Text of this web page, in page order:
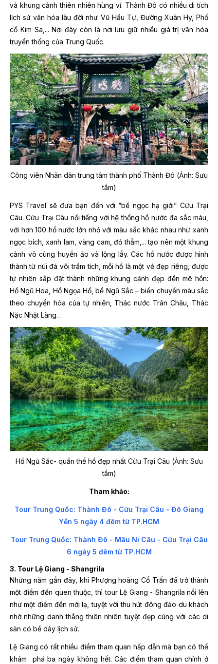
và khung cảnh thiên nhiên hùng vĩ. Thành Đô có nhiều di tích
lịch sử văn hóa lâu đời như Vũ Hầu Tự, Đường Xuân Hy, Phố
cổ Kim Sa,... Nơi đây còn là nơi lưu giữ nhiều giá trị văn hóa
truyền thống của Trung Quốc.
Công viên Nhân dân trung tâm thành phố Thành Đô (Ảnh: Sưu
tầm)
PYS Travel sẽ đưa bạn đến với “bể ngọc hạ giới” Cửu Trại
Câu. Cửu Trại Câu nổi tiếng với hệ thống hồ nước đa sắc màu,
với hơn 100 hồ nước lớn nhỏ với màu sắc khác nhau như xanh
ngọc bích, xanh lam, vàng cam, đỏ thẫm,... tạo nên một khung
cảnh vô cùng huyền ảo và lộng lẫy. Các hồ nước được hình
thành từ núi đá vôi trầm tích, mỗi hồ là một vẻ đẹp riêng, được
tự nhiên sắp đặt thành những khung cảnh đẹp đến mê hồn:
Hồ Ngũ Hoa, Hồ Ngọa Hổ, bể Ngũ Sắc – biến chuyển màu sắc
theo chuyển hóa của tự nhiên, Thác nước Trân Châu, Thác
Nặc Nhật Lãng…
Hồ Ngũ Sắc- quần thể hồ đẹp nhất Cửu Trại Câu (Ảnh: Sưu
tầm)
Tham khảo:
Tour Trung Quốc: Thành Đô - Cửu Trại Câu - Đô Giang
Yển 5 ngày 4 đêm từ TP.HCM
Tour Trung Quốc: Thành Đô - Mâu Ni Câu - Cửu Trại Câu
6 ngày 5 đêm từ TP.HCM
3. Tour Lệ Giang - Shangrila
Những năm gần đây, khi Phượng hoàng Cổ Trấn đã trở thành
một điểm đến quen thuộc, thì tour Lệ Giang - Shangrila nổi lên
như một điểm đến mới lạ, tuyệt vời thu hút đông đảo du khách
nhờ những danh thắng thiên nhiên tuyệt đẹp cùng với các di
sản có bề dày lịch sử.
Lệ Giang có rất nhiều điểm tham quan hấp dẫn mà bạn có thể
khám phá ba ngày không hết. Các điểm tham quan chính ở